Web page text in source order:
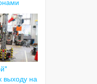
выходу на